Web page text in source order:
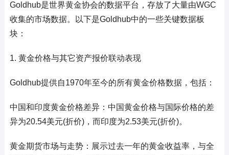
Goldhub是世界黄金协会的数据平台，存放了大量由WGC
收集的市场数据。以下是Goldhub中的一些关键数据板
块：
1. 黄金价格与其它资产报价联动表现
Goldhub提供自1970年至今的所有黄金价格数据，包括：
中国和印度黄金价格差异：中国黄金价格与国际价格的差
异为20.54美元(折价)，而印度为2.53美元(折价)。
黄金期货市场与走势：展示过去一年的黄金收益率，与全